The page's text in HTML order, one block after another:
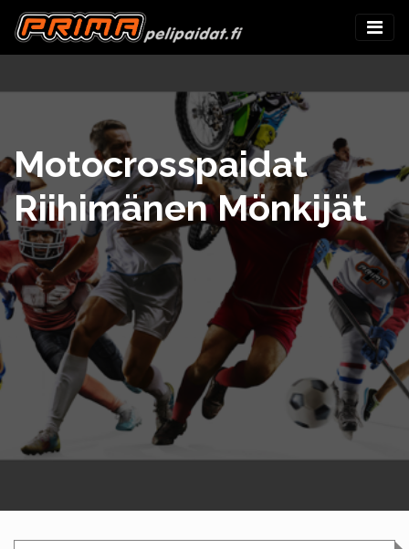
Motocrosspaidat
Riihimänen Mönkijät